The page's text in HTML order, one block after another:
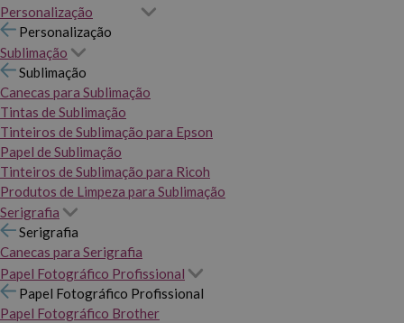
Personalização
Personalização
Sublimação
Sublimação
Canecas para Sublimação
Tintas de Sublimação
Tinteiros de Sublimação para Epson
Papel de Sublimação
Tinteiros de Sublimação para Ricoh
Produtos de Limpeza para Sublimação
Serigrafia
Serigrafia
Canecas para Serigrafia
Papel Fotográfico Profissional
Papel Fotográfico Profissional
Papel Fotográfico Brother